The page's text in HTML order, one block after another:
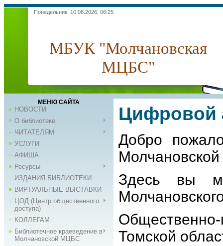
Понедельник, 10.08.2026, 06:25
МБУК "Молчановская
МЦБС"
МЕНЮ САЙТА
НОВОСТИ
О библиотеке
ЧИТАТЕЛЯМ
УСЛУГИ
АФИША
Ресурсы
ИЗДАНИЯ БИБЛИОТЕКИ
ВИРТУАЛЬНЫЕ ВЫСТАВКИ
ЦОД (Центр общественного
доступа)
КОЛЛЕГАМ
Библиотечное краеведение в
Молчановской МЦБС
Цифровой
Добро
Здесь вы
Общественно-
Томской